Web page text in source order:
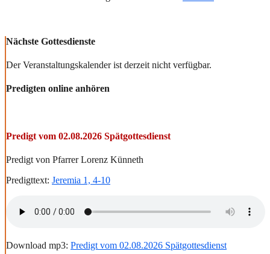
Nächste Gottesdienste
Der Veranstaltungskalender ist derzeit nicht verfügbar.
Predigten online anhören
Predigt vom 02.08.2026 Spätgottesdienst
Predigt von Pfarrer Lorenz Künneth
Predigttext: Jeremia 1, 4-10
Download mp3: Predigt vom 02.08.2026 Spätgottesdienst